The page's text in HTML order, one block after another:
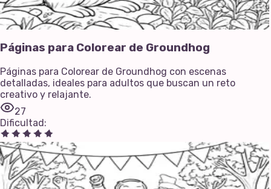
Páginas para Colorear de Groundhog
Páginas para Colorear de Groundhog con escenas
detalladas, ideales para adultos que buscan un reto
creativo y relajante.
27
Dificultad: